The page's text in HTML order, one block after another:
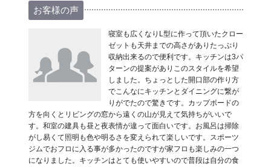
お客様の声
寝室も広くなりL型に作って頂いたクロー
ゼットも天井までの高さがありたっぷり
収納出来るので便利です。キッチンは3パ
ターンの提案がありこのスタイルを希望
しました。ちょっとした開口部の作り方
でこんなにキッチンとダイニングに繋が
りがでたので驚きです。カップボードの
方を向くとリビングの窓から遠くの山が見えて気持ちがいいで
す。和室の建具も昼と夜表情が違って面白いです。お風呂は掃除
がし易くて照明も色や明るさを変えられて楽しいです。スポーツ
ジムでおフロに入る事が多かったのですが家フロも楽しみの一つ
になりました。キッチンはとても使いやすいので普段は自分の食